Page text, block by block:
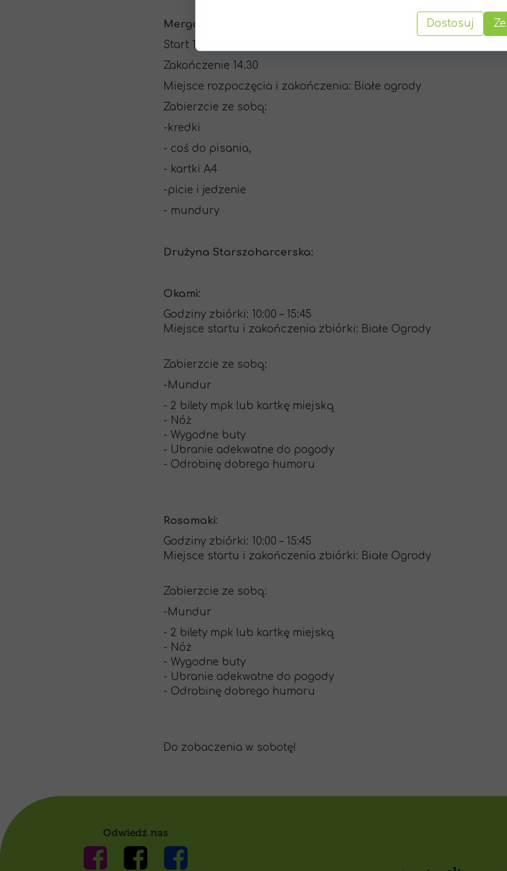
Odwiedź nas
Mergos
Start 11.00
Zakończenie 14.30
Miejsce rozpoczęcia i zakończenia: Białe ogrody
Zabierzcie ze sobą:
-kredki
- coś do pisania,
- kartki A4
-picie i jedzenie
- mundury
Drużyna Starszoharcerska:
Okami:
Godziny zbiórki: 10:00 – 15:45
Miejsce startu i zakończenia zbiórki: Białe Ogrody
Zabierzcie ze sobą:
-Mundur
- 2 bilety mpk lub kartkę miejską
- Nóż
- Wygodne buty
- Ubranie adekwatne do pogody
- Odrobinę dobrego humoru
Rosomaki:
Godziny zbiórki: 10:00 – 15:45
Miejsce startu i zakończenia zbiórki: Białe Ogrody
Zabierzcie ze sobą:
-Mundur
- 2 bilety mpk lub kartkę miejską
- Nóż
- Wygodne buty
- Ubranie adekwatne do pogody
- Odrobinę dobrego humoru
Do zobaczenia w sobotę!
Dostosuj